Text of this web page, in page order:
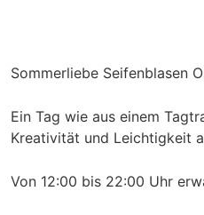
Sommerliebe Seifenblasen
Ein Tag wie aus einem
Kreativität und Leichtigkeit
Von 12:00 bis 22:00 Uhr